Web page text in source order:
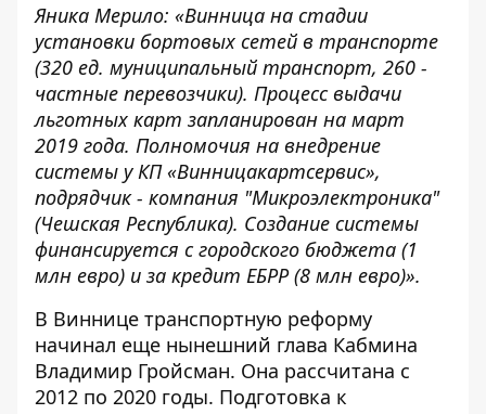
Яника Мерило: «Винница на стадии
установки бортовых сетей в транспорте
(320 ед. муниципальный транспорт, 260 -
частные перевозчики). Процесс выдачи
льготных карт запланирован на март
2019 года. Полномочия на внедрение
системы у КП «Винницакартсервис»,
подрядчик - компания "Микроэлектроника"
(Чешская Республика). Создание системы
финансируется с городского бюджета (1
млн евро) и за кредит ЕБРР (8 млн евро)».
В Виннице транспортную реформу
начинал еще нынешний глава Кабмина
Владимир Гройсман. Она рассчитана с
2012 по 2020 годы. Подготовка к